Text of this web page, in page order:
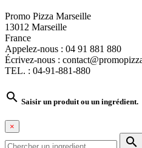
Promo Pizza Marseille
13012 Marseille
France
Appelez-nous : 04 91 881 880
Écrivez-nous :
TEL. : 04-91-881-880
 Saisir un produit ou un ingrédient.
×
